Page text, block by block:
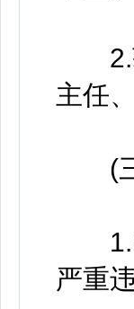
2.获
主任
(三)
1.曾
严重